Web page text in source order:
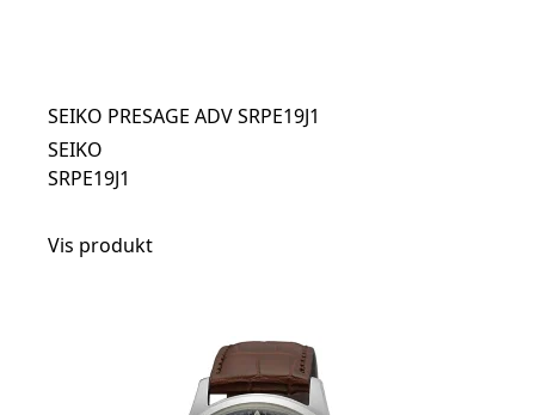
SEIKO PRESAGE ADV SRPE19J1
SEIKO
SRPE19J1
Vis produkt